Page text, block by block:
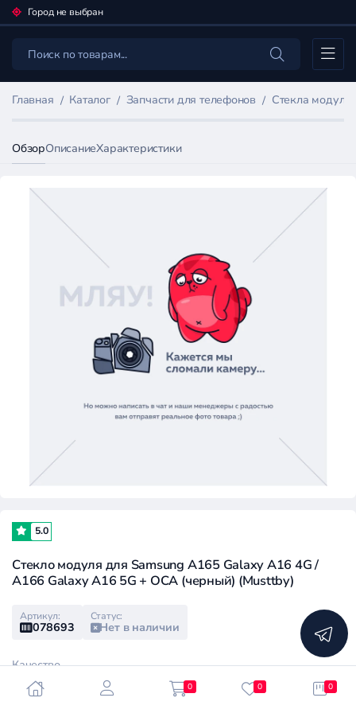
Город не выбран
Каталог
Главная Каталог Запчасти для телефонов Стекла
ОбзорОписаниеХарактеристики
5.0
Стекло модуля для Samsung A165 Galaxy A16 4G /
A166 Galaxy A16 5G + OCA (черный) (Musttby)
Артикул:
078693
Статус:
Нет в наличии
Качество
High
Medium 0 0 0